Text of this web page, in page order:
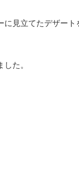
に見立てたデザート
た。